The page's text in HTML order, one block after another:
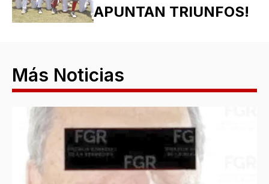
APUNTAN TRIUNFOS!
Más Noticias